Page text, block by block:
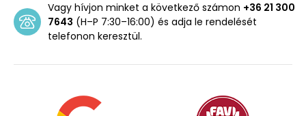
Vagy hívjon minket a következő számon +36 21 300
7643 (H–P 7:30–16:00) és adja le rendelését
telefonon keresztül.